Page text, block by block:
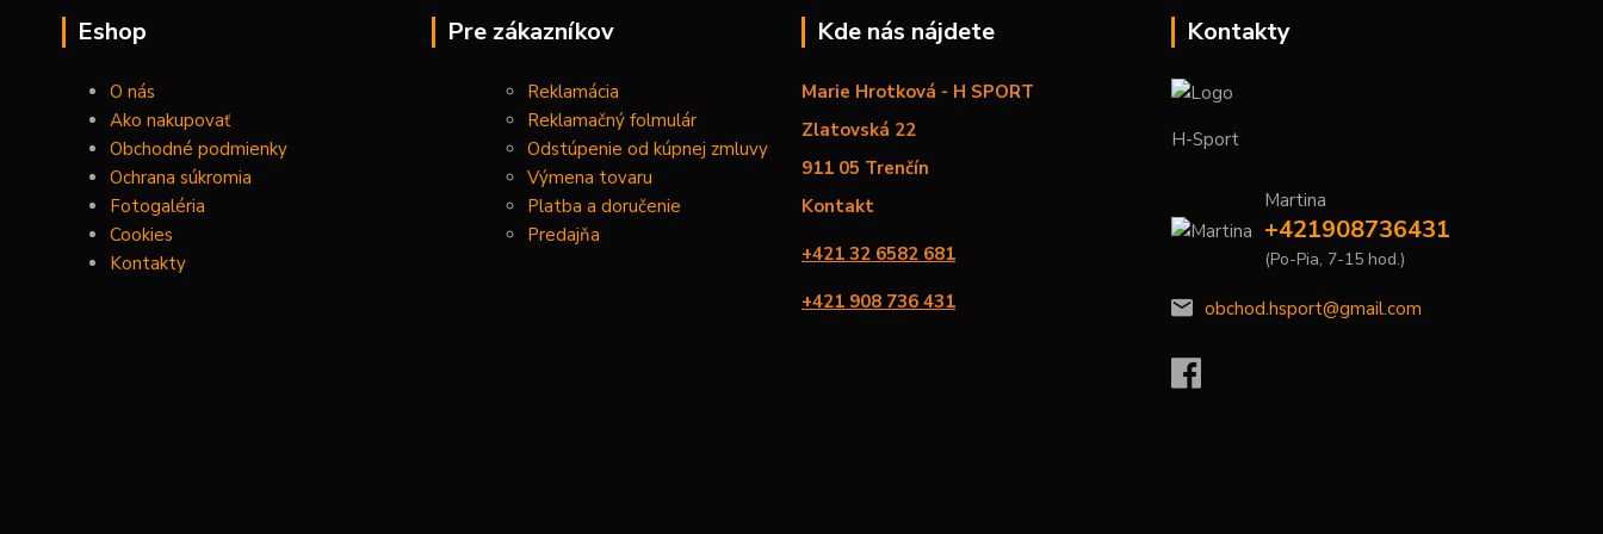
Eshop
O nás
Ako nakupovať
Obchodné podmienky
Ochrana súkromia
Fotogaléria
Cookies
Kontakty
Pre zákazníkov
Reklamácia
Reklamačný folmulár
Odstúpenie od kúpnej zmluvy
Výmena tovaru
Platba a doručenie
Predajňa
Kde nás nájdete
Marie Hrotková - H SPORT
Zlatovská 22
911 05 Trenčín
Kontakt
+421 32 6582 681
+421 908 736 431
Kontakty
H-Sport
Martina
+421908736431
(Po-Pia, 7-15 hod.)
obchod.hsport@gmail.com